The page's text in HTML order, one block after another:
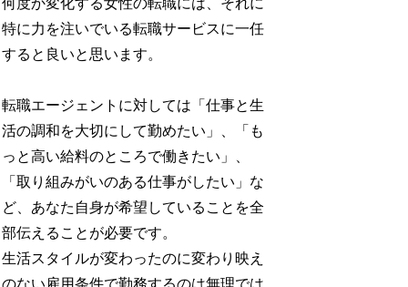
特に力を注いでいる転職サービスに一任
すると良いと思います。
転職エージェントに対しては「仕事と生
活の調和を大切にして勤めたい」、「も
っと高い給料のところで働きたい」、
「取り組みがいのある仕事がしたい」な
ど、あなた自身が希望していることを全
部伝えることが必要です。
生活スタイルが変わったのに変わり映え